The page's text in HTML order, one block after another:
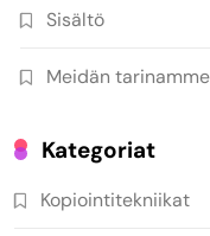
Sisältö
Meidän tarinamme
Kategoriat
Kopiointitekniikat